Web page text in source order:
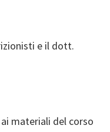
e il dott.
materiali del corso